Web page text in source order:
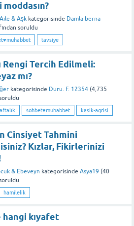
Aile & Aşk kategorisinde Damla berna
soruldu
tavsiye
Rengi Tercih Edilmeli:
mı?
kategorisinde Duru. F. 12354 (4,735
sohbet♥️muhabbet kasik-agrisi
Cinsiyet Tahmini
Kızlar, Fikirlerinizi
& Ebeveyn kategorisinde Asya19 (40
hamilelik
hangi kıyafet